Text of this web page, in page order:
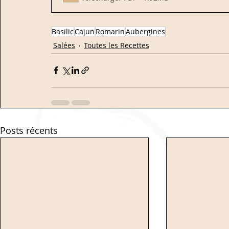
BasilicCajun RomarinAubergines
Salées
Toutes les Recettes
Posts récents